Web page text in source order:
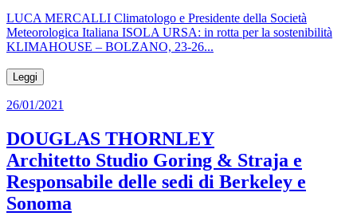
LUCA MERCALLI Climatologo e Presidente della Società
Meteorologica Italiana ISOLA URSA: in rotta per la sostenibilità
KLIMAHOUSE – BOLZANO, 23-26...
Leggi
26/01/2021
DOUGLAS THORNLEY
Architetto Studio Goring & Straja e
Responsabile delle sedi di Berkeley e
Sonoma